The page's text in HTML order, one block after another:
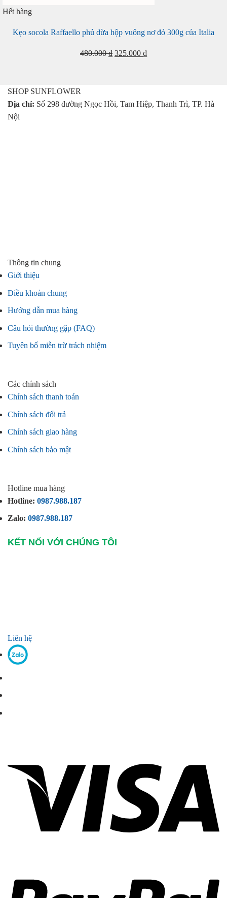
Hết hàng
Kẹo socola Raffaello phủ dừa hộp vuông nơ đỏ 300g của Italia
480.000₫ Giá
325.000 ₫Giá
325.000 ₫.
SHOP SUNFLOWER
Địa chỉ: Số 298 đường Ngọc Hồi, Tam Hiệp, Thanh Trì, TP. Hà
Nội
Thông tin chung
Giới thiệu
Điều khoản chung
Hướng dẫn mua hàng
Câu hỏi thường gặp (FAQ)
Tuyên bố miễn trừ trách nhiệm
Các chính sách
Chính sách thanh toán
Chính sách đổi trả
Chính sách giao hàng
Chính sách bảo mật
Hotline mua hàng
Hotline: 0987.988.187
Zalo: 0987.988.187
KẾT NỐI VỚI CHÚNG TÔI
Liên hệ